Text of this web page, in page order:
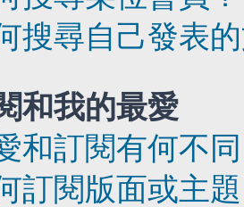
搜尋自己發表
和我的最愛
和訂閱有何不
訂閱版面或主